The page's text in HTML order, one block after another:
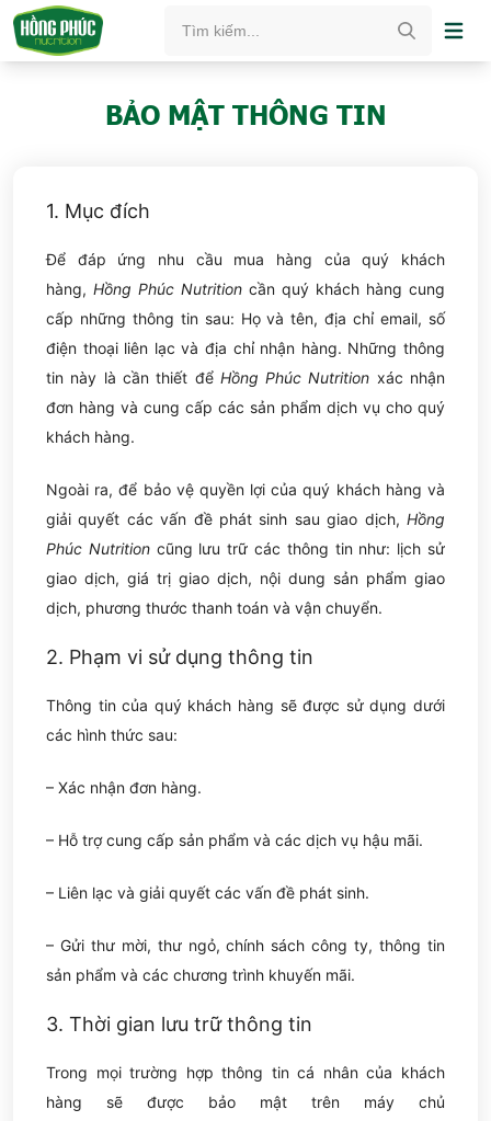
BẢO MẬT THÔNG TIN
1. Mục đích
Để đáp ứng nhu cầu mua hàng của quý khách
hàng, Hồng Phúc Nutrition cần quý khách hàng cung
cấp những thông tin sau: Họ và tên, địa chỉ email, số
điện thoại liên lạc và địa chỉ nhận hàng. Những thông
tin này là cần thiết để Hồng Phúc Nutrition xác nhận
đơn hàng và cung cấp các sản phẩm dịch vụ cho quý
khách hàng.
Ngoài ra, để bảo vệ quyền lợi của quý khách hàng và
giải quyết các vấn đề phát sinh sau giao dịch, Hồng
Phúc Nutritioncũng lưu trữ các thông tin như: lịch sử
giao dịch, giá trị giao dịch, nội dung sản phẩm giao
dịch, phương thước thanh toán và vận chuyển.
2. Phạm vi sử dụng thông tin
Thông tin của quý khách hàng sẽ được sử dụng dưới
các hình thức sau:
– Xác nhận đơn hàng.
– Hỗ trợ cung cấp sản phẩm và các dịch vụ hậu mãi.
– Liên lạc và giải quyết các vấn đề phát sinh.
– Gửi thư mời, thư ngỏ, chính sách công ty, thông tin
sản phẩm và các chương trình khuyến mãi.
3. Thời gian lưu trữ thông tin
Trong mọi trường hợp thông tin cá nhân của khách
hàng sẽ được bảo mật trên máy chủ